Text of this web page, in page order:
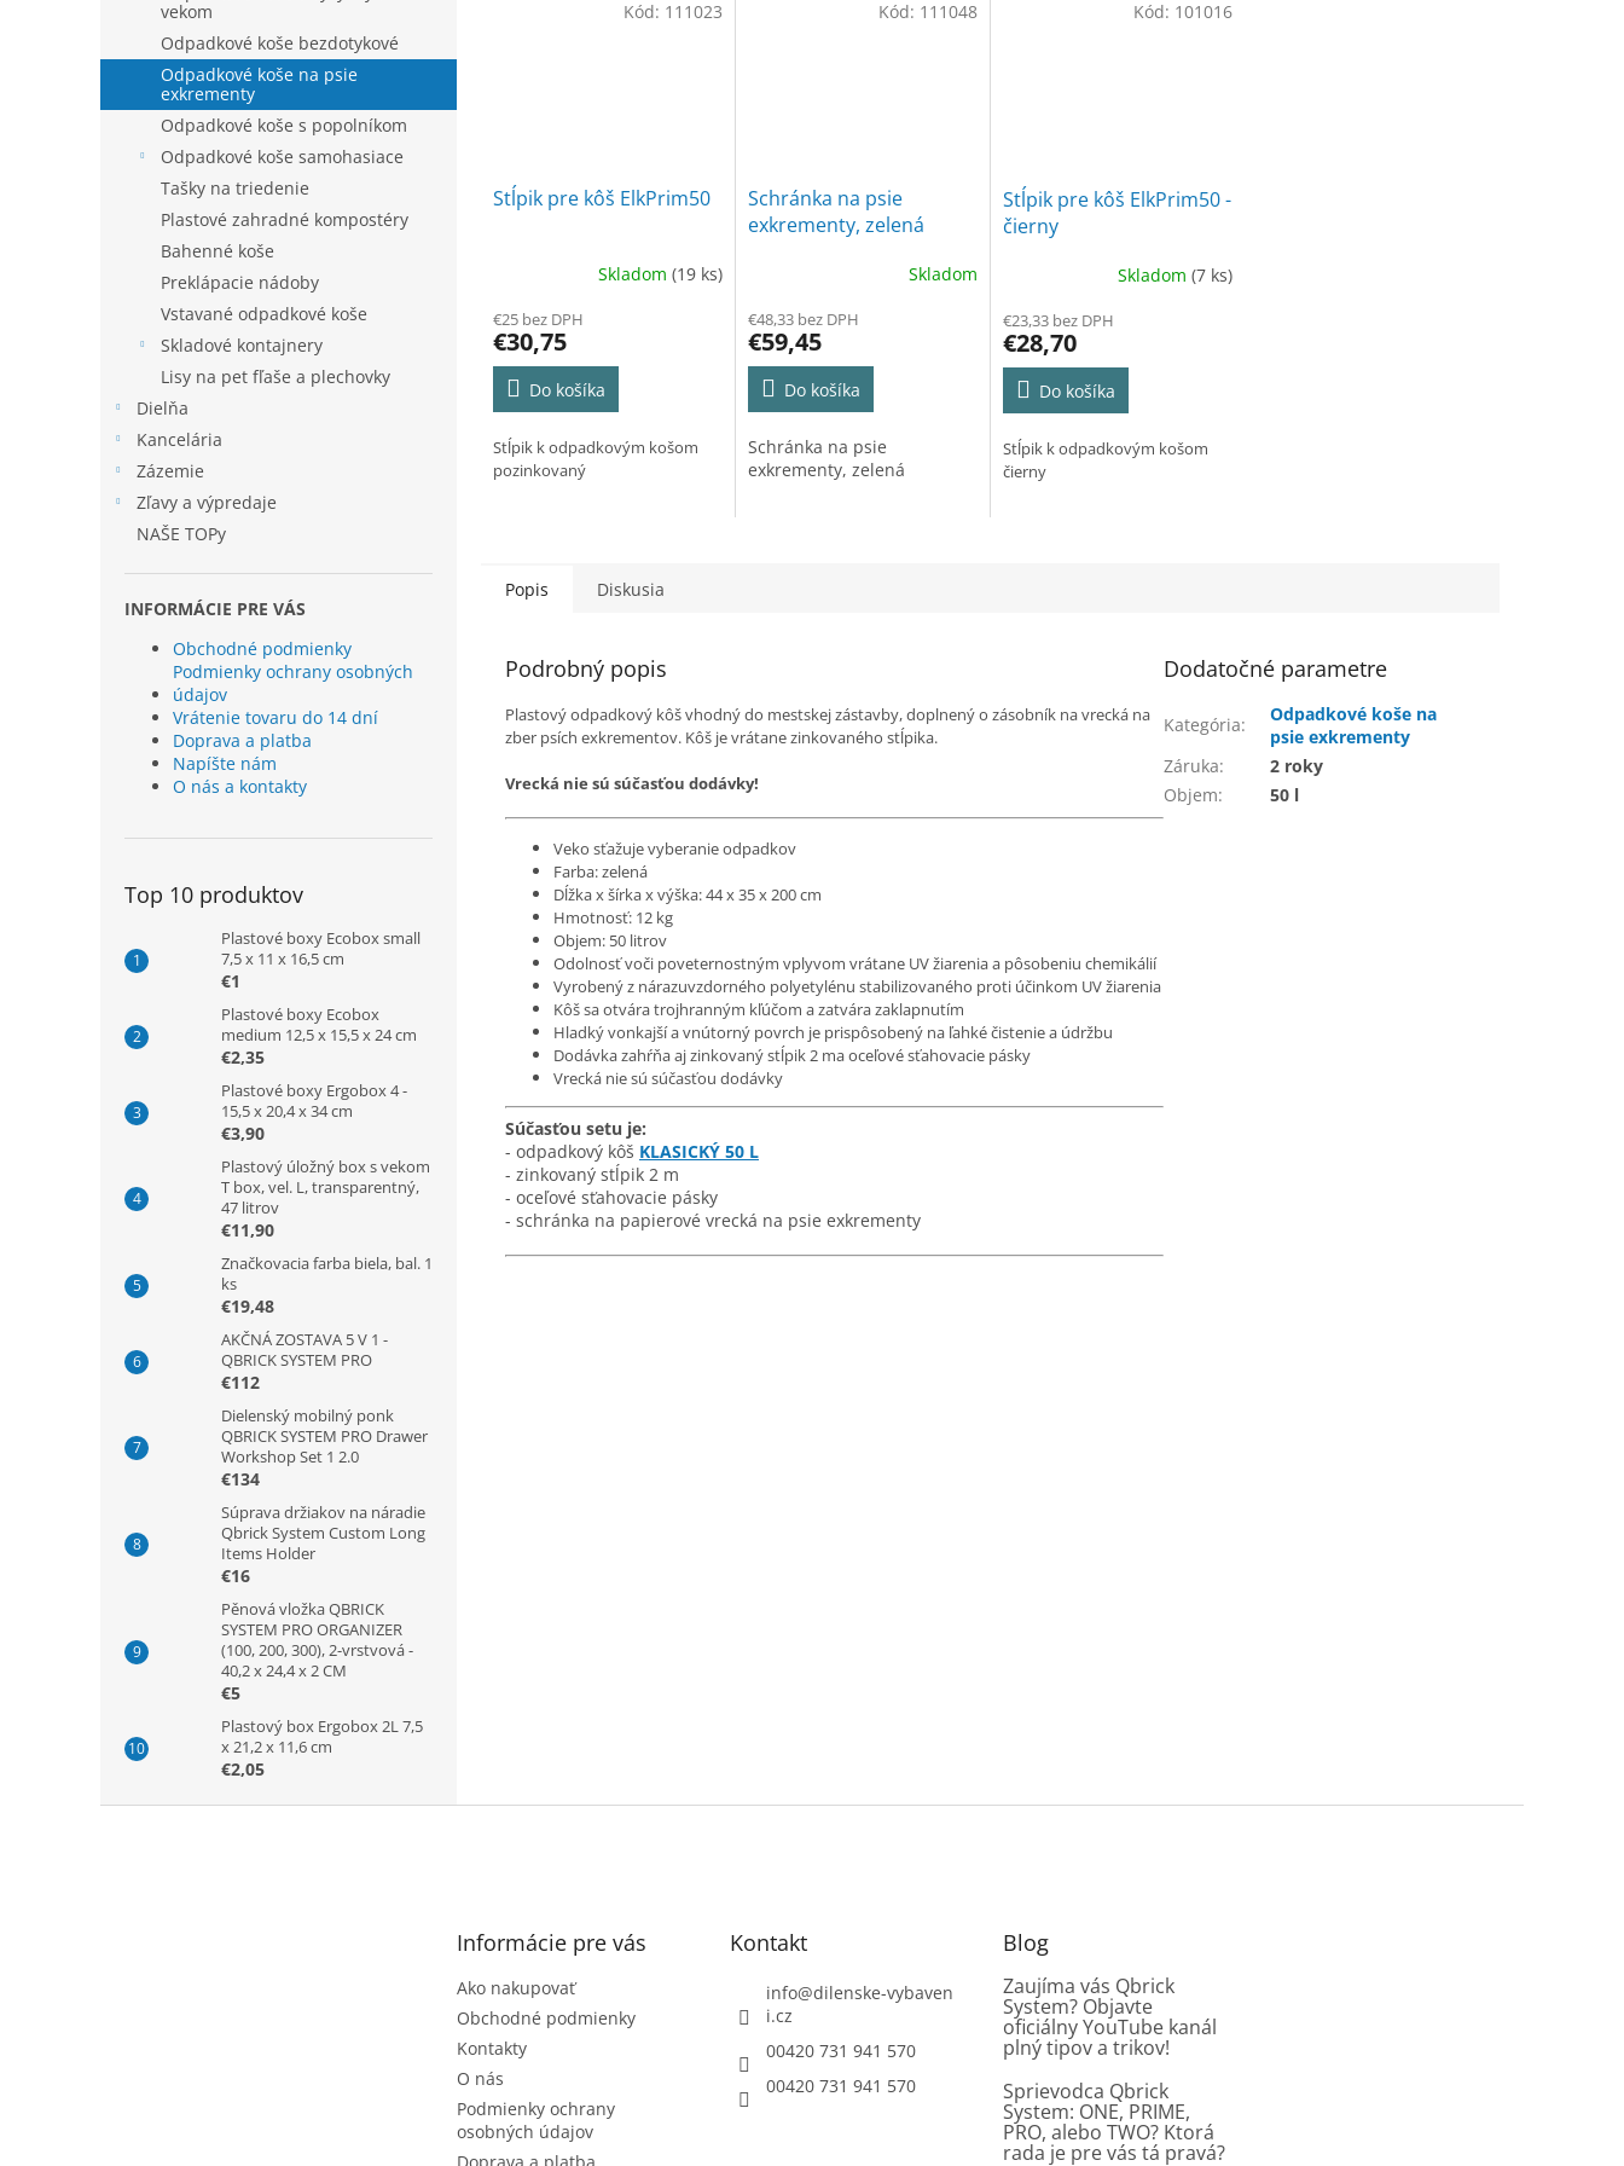
vekom
Odpadkové koše bezdotykové
Odpadkové koše na psie
exkrementy
Odpadkové koše s popolníkom
Odpadkové koše samohasiace
Tašky na triedenie
Plastové zahradné kompostéry
Bahenné koše
Preklápacie nádoby
Vstavané odpadkové koše
Skladové kontajnery
Lisy na pet fľaše a plechovky
Dielňa
Kancelária
Zázemie
Zľavy a výpredaje
NAŠE TOPy
INFORMÁCIE PRE VÁS
Obchodné podmienky
Podmienky ochrany osobných
údajov
Vrátenie tovaru do 14 dní
Doprava a platba
Napíšte nám
O nás a kontakty
Top 10 produktov
Plastové boxy Ecobox small
7,5 x 11 x 16,5 cm
€1
Plastové boxy Ecobox
medium 12,5 x 15,5 x 24 cm
€2,35
Plastové boxy Ergobox 4 -
15,5 x 20,4 x 34 cm
€3,90
Plastový úložný box s vekom
T box, vel. L, transparentný,
47 litrov
€11,90
Značkovacia farba biela, bal. 1
ks
€19,48
AKČNÁ ZOSTAVA 5 V 1 -
QBRICK SYSTEM PRO
€112
Dielenský mobilný ponk
QBRICK SYSTEM PRO Drawer
Workshop Set 1 2.0
€134
Súprava držiakov na náradie
Qbrick System Custom Long
Items Holder
€16
Pěnová vložka QBRICK
SYSTEM PRO ORGANIZER
(100, 200, 300), 2-vrstvová -
40,2 x 24,4 x 2 CM
€5
Plastový box Ergobox 2L 7,5
x 21,2 x 11,6 cm
€2,05
Stĺpik pre kôš ElkPrim50
Skladom (19 ks)
€25 bez DPH
€30,75
Do košíka
Stĺpik k odpadkovým košom
pozinkovaný
Kód: 111023
Schránka na psie
exkrementy, zelená
Skladom
€48,33 bez DPH
€59,45
Do košíka
Schránka na psie
exkrementy, zelená
Kód: 111048
Stĺpik pre kôš ElkPrim50 -
čierny
Skladom(7 ks)
€23,33 bez DPH
€28,70
Do košíka
Stĺpik k odpadkovým košom
čierny
Kód: 101016
Popis Diskusia
Podrobný popis
Plastový odpadkový kôš vhodný do mestskej zástavby, doplnený o zásobník na vrecká na
zber psích exkrementov. Kôš je vrátane zinkovaného stĺpika.
Vrecká nie sú súčasťou dodávky!
Veko sťažuje vyberanie odpadkov
Farba: zelená
Dĺžka x šírka x výška: 44 x 35 x 200 cm
Hmotnosť: 12 kg
Objem: 50 litrov
Odolnosť voči poveternostným vplyvom vrátane UV žiarenia a pôsobeniu chemikálií
Vyrobený z nárazuvzdorného polyetylénu stabilizovaného proti účinkom UV žiarenia
Kôš sa otvára trojhranným kľúčom a zatvára zaklapnutím
Hladký vonkajší a vnútorný povrch je prispôsobený na ľahké čistenie a údržbu
Dodávka zahŕňa aj zinkovaný stĺpik 2 ma oceľové sťahovacie pásky
Vrecká nie sú súčasťou dodávky
Súčasťou setu je:
- odpadkový kôš KLASICKÝ 50 L
- zinkovaný stĺpik 2 m
- oceľové sťahovacie pásky
- schránka na papierové vrecká na psie exkrementy
Dodatočné parametre
Kategória:
Odpadkové koše na
psie exkrementy
Záruka:
2 roky
Objem: 50 l
Informácie pre vás
Ako nakupovať
Obchodné podmienky
Kontakty
O nás
Podmienky ochrany
osobných údajov
Kontakt
info@dilenske-vybaven
i.cz
00420 731 941 570
00420 731 941 570
Blog
Zaujíma vás Qbrick
System? Objavte
oficiálny YouTube kanál
plný tipov a trikov!
Sprievodca Qbrick
System: ONE, PRIME,
PRO, alebo TWO? Ktorá
rada je pre vás tá pravá?